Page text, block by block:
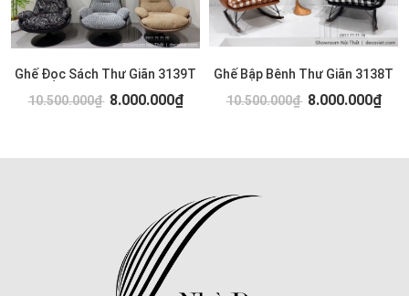
Ghế Đọc Sách Thư Giãn 3139T
10.500.000₫ 8.000.000₫
Ghế Bập Bênh Thư Giãn 3138T
10.500.000₫ 8.000.000₫